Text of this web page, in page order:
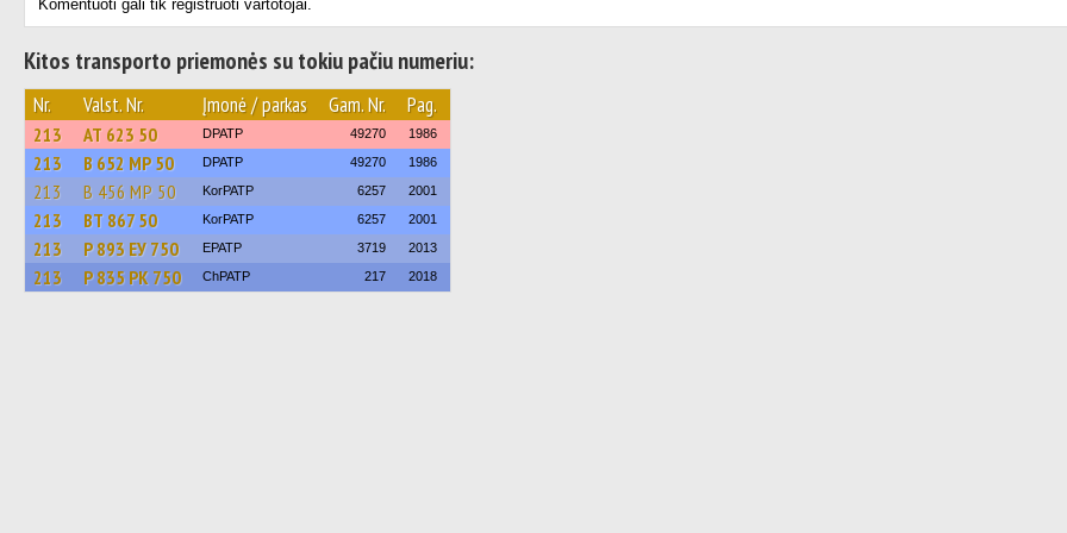
Komentuoti gali tik registruoti vartotojai.
Kitos transporto priemonės su tokiu pačiu numeriu:
Nr. Valst. Nr. Įmonė / parkas Gam. Nr. Pag.
213 АТ 623 50 DPATP 49270 1986
213 В 652 МР 50 DPATP 49270 1986
213 В 456 МР 50 KorPATP 6257 2001
213 ВТ 867 50 KorPATP 6257 2001
213 Р 893 ЕУ 750 EPATP 3719 2013
213 Р 835 РК 750 ChPATP 217 2018